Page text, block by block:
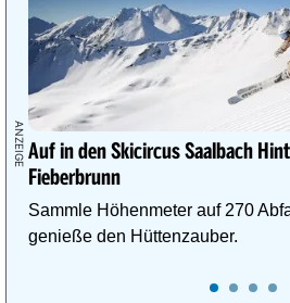
Auf in den Skicircus Saalbach
Fieberbrunn
Sammle Höhenmeter auf 270
genieße den Hüttenzauber.